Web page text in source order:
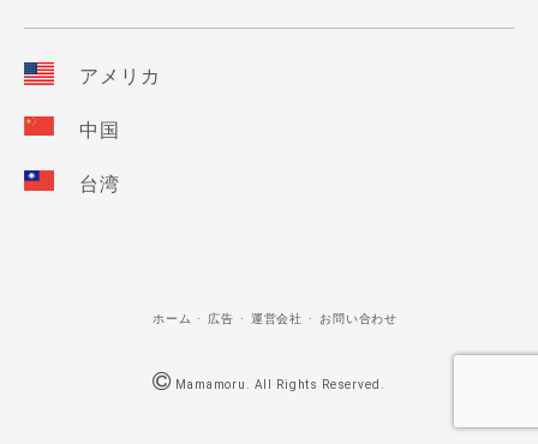
アメリカ
中国
台湾
ホーム 広告 運営会社 お問い合わせ
Mamamoru. All Rights Reserved.